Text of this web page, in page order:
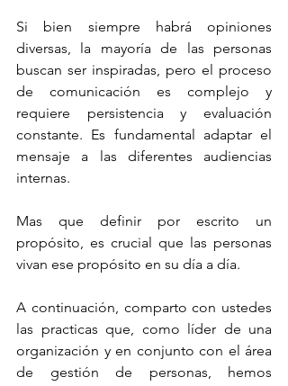
Si bien siempre habrá opiniones
diversas, la mayoría de las personas
buscan ser inspiradas, pero el proceso
de comunicación es complejo y
requiere persistencia y evaluación
constante. Es fundamental adaptar el
mensaje a las diferentes audiencias
internas.
Mas que definir por escrito un
propósito, es crucial que las personas
vivan ese propósito en su día a día.
A continuación, comparto con ustedes
las practicas que, como líder de una
organización y en conjunto con el área
de gestión de personas, hemos